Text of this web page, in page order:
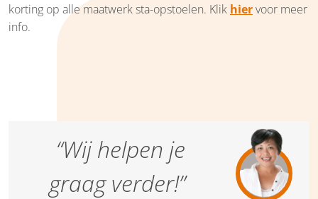
korting op alle maatwerk sta-opstoelen. Klik hiervoor meer
info.
“Wij helpen je
graag verder!”